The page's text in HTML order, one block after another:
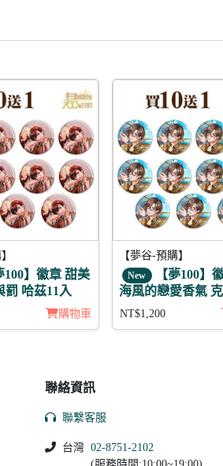
】徽章 甜美
罰 哈茲11入
購物車
【夢谷-預購】
New
【夢100】
海風的戀愛香氣
NT$1,200
聯絡資訊
聯繫客服
台灣 02-8751-2102